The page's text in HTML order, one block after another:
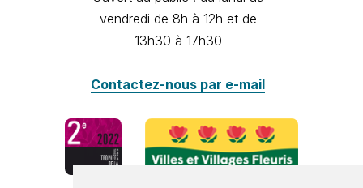
vendredi de 8h à 12h et de
13h30 à 17h30
Contactez-nous par e-mail